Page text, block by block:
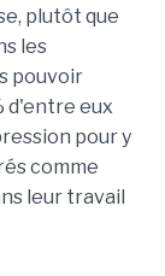
plutôt que
les
pouvoir
d'entre eux
pour y
comme
leur travail